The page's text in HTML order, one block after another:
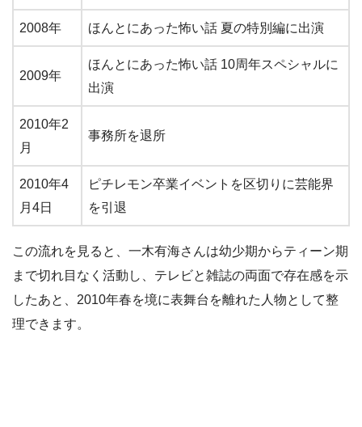
2008年 ほんとにあった怖い話 夏の特別編に出演
2009年
ほんとにあった怖い話 10周年スペシャルに
出演
2010年2
月
事務所を退所
2010年4
月4日
ピチレモン卒業イベントを区切りに芸能界
を引退
この流れを見ると、一木有海さんは幼少期からティーン期
まで切れ目なく活動し、テレビと雑誌の両面で存在感を示
したあと、2010年春を境に表舞台を離れた人物として整
理できます。